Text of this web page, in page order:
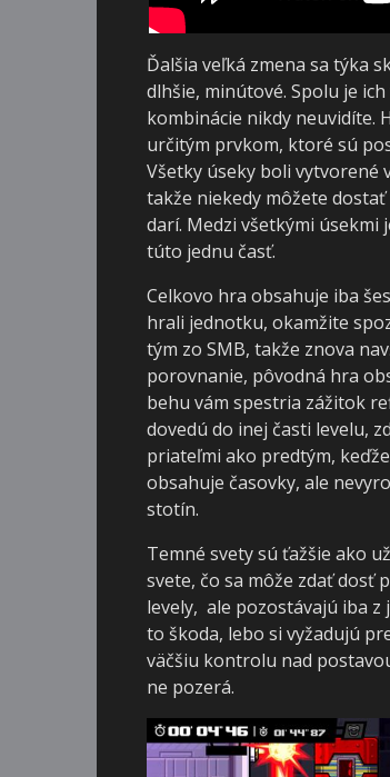
Ďalšia veľká zmena sa týka
dlhšie, minútové. Spolu je
kombinácie nikdy neuvidíte.
určitým prvkom, ktoré sú
Všetky úseky boli vytvorené
takže niekedy môžete
darí. Medzi všetkými úsekmi
túto jednu časť.
Celkovo hra obsahuje iba
hrali jednotku, okamžite
tým zo SMB, takže znova
porovnanie, pôvodná hra
behu vám spestria zážitok
dovedú do inej časti levelu,
priateľmi ako predtým,
obsahuje časovky, ale
stotín.
Temné svety sú ťažšie ako
svete, čo sa môže zdať dosť
levely, ale pozostávajú iba z
to škoda, lebo si vyžadujú
väčšiu kontrolu nad
ne pozerá.